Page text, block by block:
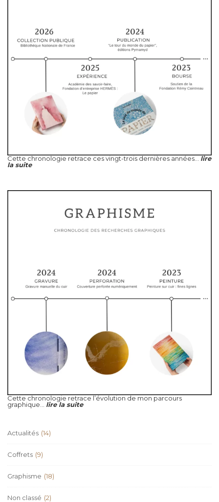
Cette chronologie retrace ces vingt-trois dernières années... lire
la suite
Cette chronologie retrace l’évolution de mon parcours
graphique... lire la suite
Actualités (14)
Coffrets (9)
Graphisme (18)
Non classé (2)